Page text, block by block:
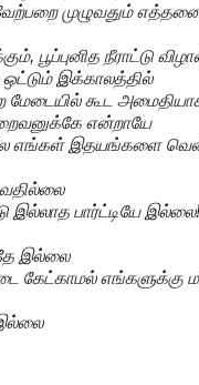
முழுவதும்
பூப்புனித நீராட்டு
இக்காலத்தில்
கூட
என்றாயே
எங்கள் இதயங்களை
இல்லாத பார்ட்டியே இல்லை!
இல்லை
கேட்காமல் எங்களுக்கு